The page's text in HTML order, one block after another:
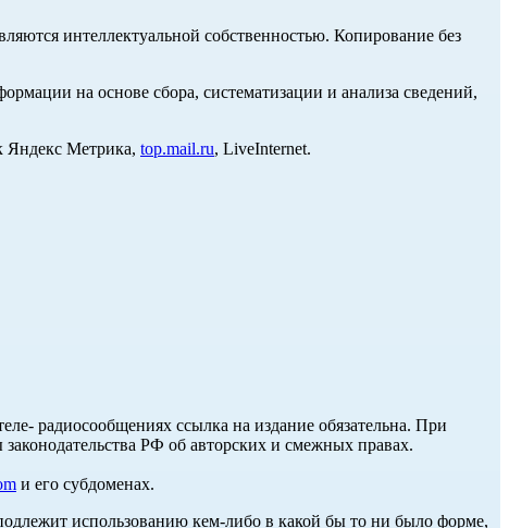
интеллектуальной собственностью. Копирование без
на основе сбора, систематизации и анализа сведений,
Яндекс Метрика, top.mail.ru, LiveInternet.
радиосообщениях ссылка на издание обязательна. При
РФ об авторских и смежных правах.
и его субдоменах.
использованию кем-либо в какой бы то ни было форме,